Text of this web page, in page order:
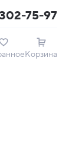
75-97
Корзина